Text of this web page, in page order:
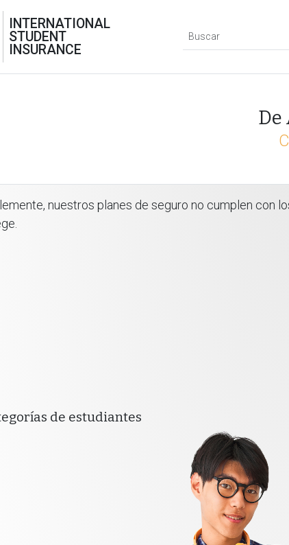
INTERNATIONAL
STUDENT
INSURANCE
De
nuestros planes de seguro no cumplen con
de estudiantes